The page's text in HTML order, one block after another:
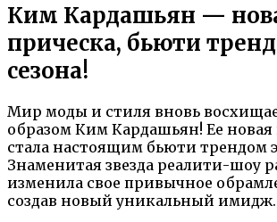
Ким Кардашьян —
прическа, бьюти тренд
сезона!
Мир моды и стиля вновь
образом Ким Кардашьян! Ее новая
стала настоящим бьюти трендом
Знаменитая звезда реалити-шоу
изменила свое привычное
создав новый уникальный имидж.